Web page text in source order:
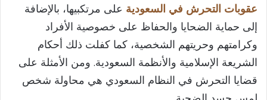
عقوبات التحرش في السعودية على مرتكبيها، بالإضافة
إلى حماية الضحايا والحفاظ على خصوصية الأفراد
وكرامتهم وحريتهم الشخصية، كما كفلت ذلك أحكام
الشريعة الإسلامية والأنظمة السعودية. ومن الأمثلة على
قضايا التحرش في النظام السعودي هي محاولة شخص